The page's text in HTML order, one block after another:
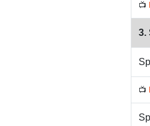
📺
3.
📺